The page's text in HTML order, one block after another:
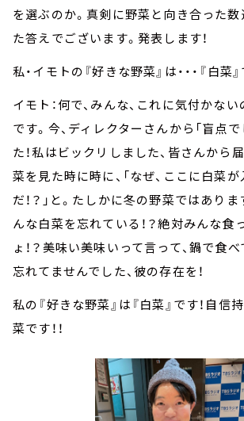
を選ぶのか。真剣に野菜と向き合った数
た答えでございます。発表します！
私・イモトの『好きな野菜』は・・・『白菜』
イモト：何で、みんな、これに気付かな
です。今、ディレクターさんから「盲点で
た！私はビックリしました、皆さんから
菜を見た時に時に、「なぜ、ここに白菜
だ！？」と。たしかに冬の野菜ではありま
んな白菜を忘れている！？絶対みんな食
ょ！？美味い美味いって言って、鍋で食
忘れてませんでした、彼の存在を！
私の『好きな野菜』は『白菜』です！自信
菜です！！